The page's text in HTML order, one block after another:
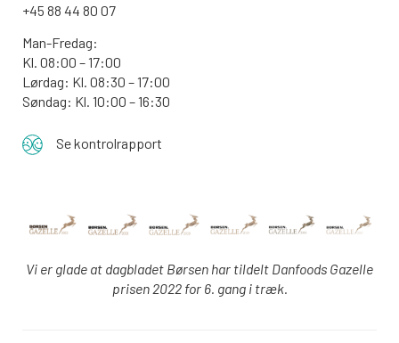
+45 88 44 80 07
Man-Fredag:
Kl. 08:00 – 17:00
Lørdag: Kl. 08:30 – 17:00
Søndag: Kl. 10:00 – 16:30
Se kontrolrapport
Vi er glade at dagbladet Børsen har tildelt Danfoods Gazelle
prisen 2022 for 6. gang i træk.